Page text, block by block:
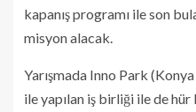
kapanış programı ile son
misyon alacak.
Yarışmada Inno Park
ile yapılan iş birliği ile de